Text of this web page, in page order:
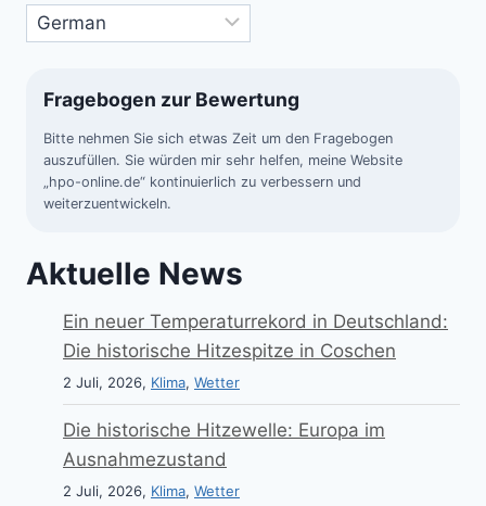
Fragebogen zur Bewertung
Bitte nehmen Sie sich etwas Zeit um den Fragebogen
auszufüllen. Sie würden mir sehr helfen, meine Website
„hpo-online.de“ kontinuierlich zu verbessern und
weiterzuentwickeln.
Aktuelle News
Ein neuer Temperaturrekord in Deutschland:
Die historische Hitzespitze in Coschen
2 Juli, 2026, Klima, Wetter
Die historische Hitzewelle: Europa im
Ausnahmezustand
2 Juli, 2026, Klima, Wetter